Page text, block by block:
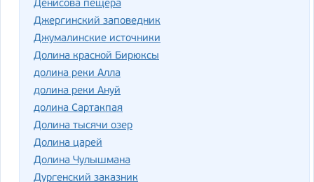
Денисова пещера
Джергинский заповедник
Джумалинские источники
Долина красной Бирюксы
долина реки Алла
долина реки Ануй
долина Сартакпая
Долина тысячи озер
Долина царей
Долина Чулышмана
Дургенский заказник